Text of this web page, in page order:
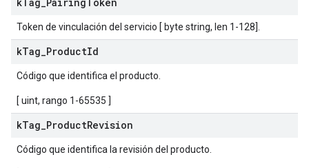
Token de vinculación del servicio [ byte string, len 1-128].
kTag ProductId
Código que identifica el producto.
[ uint, rango 1-65535 ]
kTag ProductRevision
Código que identifica la revisión del producto.